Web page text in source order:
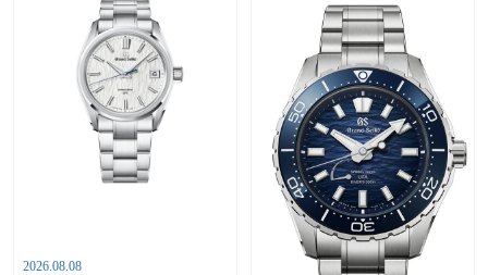
2026.08.08